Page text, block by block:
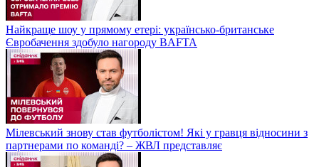
Найкраще шоу у прямому етері: українсько-британське
Євробачення здобуло нагороду BAFTA
Мілевський знову став футболістом! Які у гравця відносини з
партнерами по команді? – ЖВЛ представляє